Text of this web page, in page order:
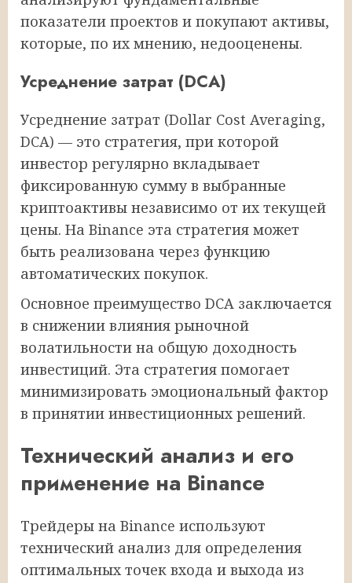
показатели проектов и покупают активы,
которые, по их мнению, недооценены.
Усреднение затрат (DCA)
Усреднение затрат (Dollar Cost Averaging,
DCA) — это стратегия, при которой
инвестор регулярно вкладывает
фиксированную сумму в выбранные
криптоактивы независимо от их текущей
цены. На Binance эта стратегия может
быть реализована через функцию
автоматических покупок.
Основное преимущество DCA заключается
в снижении влияния рыночной
волатильности на общую доходность
инвестиций. Эта стратегия помогает
минимизировать эмоциональный фактор
в принятии инвестиционных решений.
Технический анализ и его
применение на Binance
Трейдеры на Binance используют
технический анализ для определения
оптимальных точек входа и выхода из